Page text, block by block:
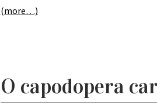
(more…)
O capodopera